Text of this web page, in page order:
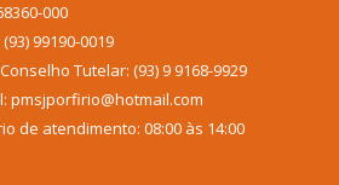
000
99190-0019
Tutelar: (93) 9 9168-9929
pmsjporfirio@hotmail.com
de atendimento: 08:00 às 14:00